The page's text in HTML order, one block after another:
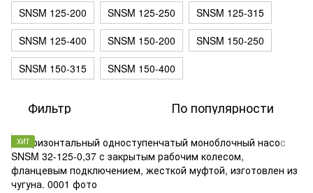
SNSM 125-200
SNSM 125-250
SNSM 125-315
SNSM 125-400
SNSM 150-200
SNSM 150-250
SNSM 150-315
SNSM 150-400
Фильтр По популярности
ХИТ